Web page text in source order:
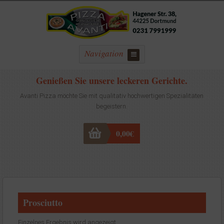
Navigation
Genießen Sie unsere leckeren Gerichte.
Avanti Pizza möchte Sie mit qualitativ hochwertigen Spezialitäten
begeistern.
0,00€
Prosciutto
Einzelnes Ergebnis wird angezeigt